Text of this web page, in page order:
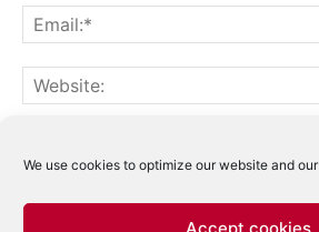
We use cookies to optimize our website and
Accept cookies
Notifică-mă prin email când sunt